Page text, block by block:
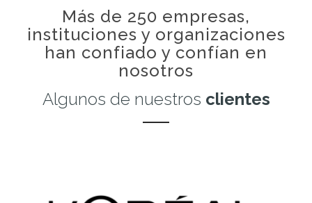
Más de 250 empresas,
instituciones y organizaciones
han confiado y confían en
nosotros
Algunos de nuestros clientes